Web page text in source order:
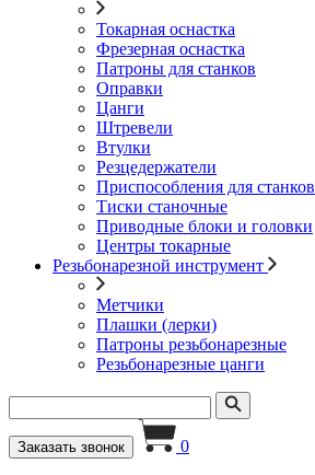
Токарная оснастка
Фрезерная оснастка
Патроны для станков
Оправки
Цанги
Штревели
Втулки
Резцедержатели
Приспособления для станков
Тиски станочные
Приводные блоки и головки
Центры токарные
Резьбонарезной инструмент
Метчики
Плашки (лерки)
Патроны резьбонарезные
Резьбонарезные цанги
Заказать звонок 0